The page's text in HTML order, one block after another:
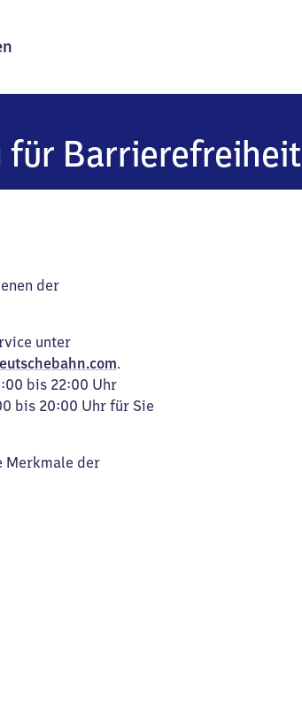
für Barrierefreiheit
der
unter
.
bis 22:00 Uhr
bis 20:00 Uhr für Sie
Merkmale der